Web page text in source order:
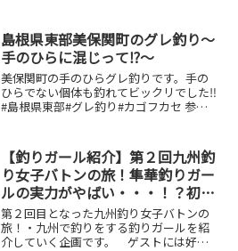
島根県東部美保関町のグレ釣り～
手のひらに混じって⁉️～
美保関町の手のひらグレ釣りです。手の
ひらでない個体も釣れてビックリでした‼️
#島根県東部#グレ釣り#カゴフカセ 参考
【釣りガール紹介】第２回九州釣
り女子バトンの旅！隼華釣りガー
ルの実力がやばい・・・！？初フ
ィールドでエギング！＃釣りガー
ル＃釣り女子＃エギング
第２回目となった九州釣り女子バトンの
旅！・九州で釣りをする釣りガールを紹
介していく企画です。 ゲストには好き